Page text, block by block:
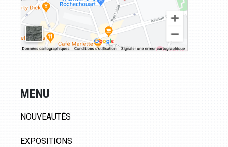
MENU
NOUVEAUTÉS
EXPOSITIONS